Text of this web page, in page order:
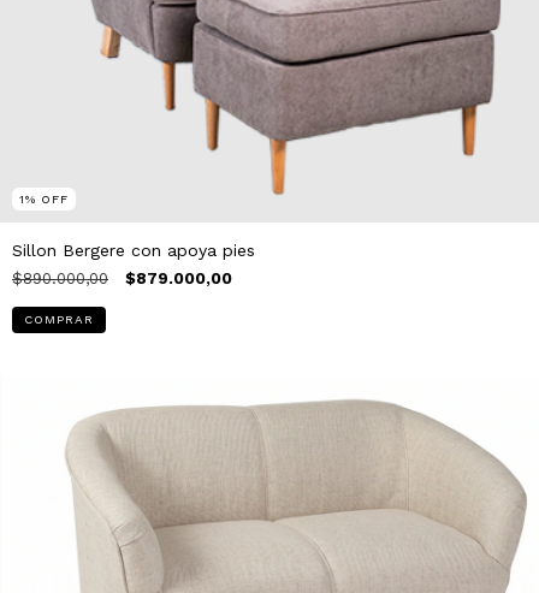
1% OFF
Sillon Bergere con apoya pies
$890.000,00 $879.000,00
COMPRAR